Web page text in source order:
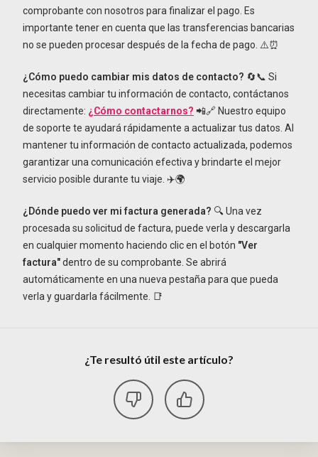
comprobante con nosotros para finalizar el pago. Es
importante tener en cuenta que las transferencias bancarias
no se pueden procesar después de la fecha de pago. ⚠️⏰
¿Cómo puedo cambiar mis datos de contacto? 🔄📞 Si
necesitas cambiar tu información de contacto, contáctanos
directamente: ¿Cómo contactarnos? 📲🔗 Nuestro equipo
de soporte te ayudará rápidamente a actualizar tus datos. Al
mantener tu información de contacto actualizada, podemos
garantizar una comunicación efectiva y brindarte el mejor
servicio posible durante tu viaje. ✈️🌍
¿Dónde puedo ver mi factura generada? 🔍 Una vez
procesada su solicitud de factura, puede verla y descargarla
en cualquier momento haciendo clic en el botón "Ver
factura"dentro de su comprobante. Se abrirá
automáticamente en una nueva pestaña para que pueda
verla y guardarla fácilmente. 📑
¿Te resultó útil este artículo?